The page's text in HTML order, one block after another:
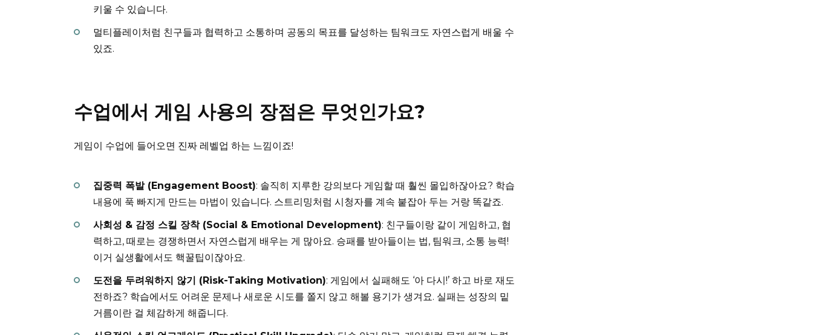
키울 수 있습니다.
멀티플레이처럼 친구들과 협력하고 소통하며 공동의 목표를 달성하는 팀워크도 자연스럽게 배울 수
있죠.
수업에서 게임 사용의 장점은 무엇인가요?
게임이 수업에 들어오면 진짜 레벨업 하는 느낌이죠!
집중력 폭발 (Engagement Boost): 솔직히 지루한 강의보다 게임할 때 훨씬 몰입하잖아요? 학습
내용에 푹 빠지게 만드는 마법이 있습니다. 스트리밍처럼 시청자를 계속 붙잡아 두는 거랑 똑같죠.
사회성 & 감정 스킬 장착 (Social & Emotional Development): 친구들이랑 같이 게임하고, 협
력하고, 때로는 경쟁하면서 자연스럽게 배우는 게 많아요. 승패를 받아들이는 법, 팀워크, 소통 능력!
이거 실생활에서도 핵꿀팁이잖아요.
도전을 두려워하지 않기 (Risk-Taking Motivation): 게임에서 실패해도 ‘아 다시!’ 하고 바로 재도
전하죠? 학습에서도 어려운 문제나 새로운 시도를 쫄지 않고 해볼 용기가 생겨요. 실패는 성장의 밑
거름이란 걸 체감하게 해줍니다.